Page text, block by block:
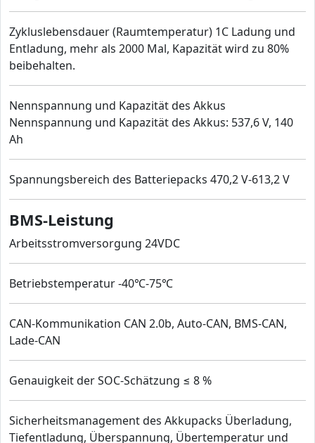
Zykluslebensdauer (Raumtemperatur) 1C Ladung und
Entladung, mehr als 2000 Mal, Kapazität wird zu 80%
beibehalten.
Nennspannung und Kapazität des Akkus
Nennspannung und Kapazität des Akkus: 537,6 V, 140
Ah
Spannungsbereich des Batteriepacks 470,2 V-613,2 V
BMS-Leistung
Arbeitsstromversorgung 24VDC
Betriebstemperatur -40℃-75℃
CAN-Kommunikation CAN 2.0b, Auto-CAN, BMS-CAN,
Lade-CAN
Genauigkeit der SOC-Schätzung ≤ 8 %
Sicherheitsmanagement des Akkupacks Überladung,
Tiefentladung, Überspannung, Übertemperatur und